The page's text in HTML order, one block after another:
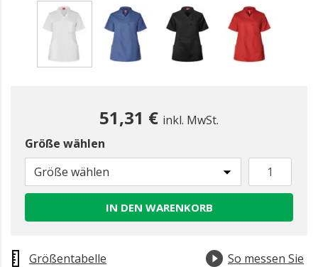
51,31 € inkl. MwSt.
Größe wählen
Größe wählen
IN DEN WARENKORB
Größentabelle
So messen Sie